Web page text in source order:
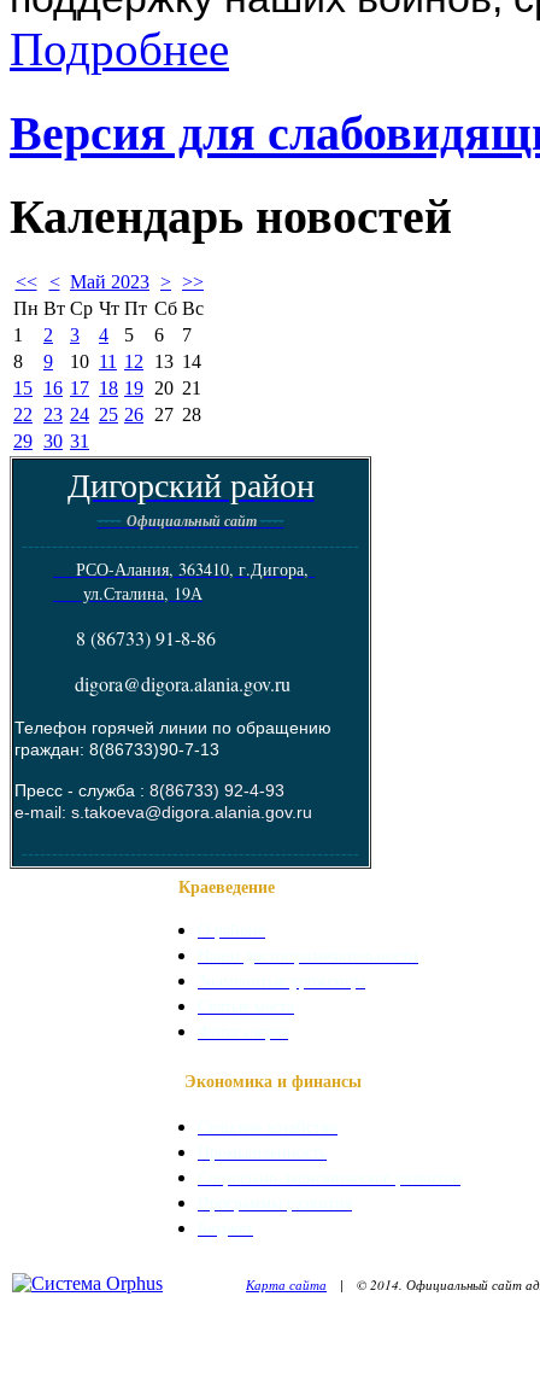
Подробнее
Версия для
Календарь новостей
<< < Май 2023 > >>
Пн Вт Ср Чт Пт Сб Вс
1
2 3 4 5 6
7
8
9 10 11 12 13 14
15 16 17 18 19 20 21
22
23 24 25 26 27 28
29 30 31
Дигорский район
---- Официальный сайт----
--------------------------------------------------------
РСО-Алания, 363410, г.Дигора,
ул.Сталина, 19А
8 (86733) 91-8-86
digora@digora.alania.gov.ru
Телефон горячей линии по обращению
граждан: 8(86733)90-7-13
Пресс - служба : 8(86733) 92-4-93
e-mail: s.takoeva@digora.alania.gov.ru
--------------------------------------------------------
Краеведение
Экономика и финансы
Карта сайта | © 2014. Официальный сайт